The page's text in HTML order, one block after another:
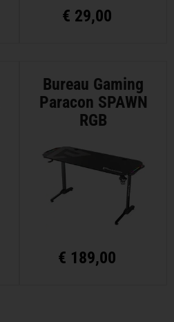
€ 29,00
Bureau Gaming
Paracon SPAWN
RGB
€ 189,00